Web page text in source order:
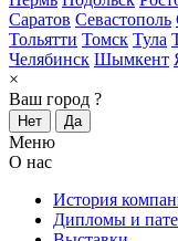
Саратов Севастополь
Тольятти Томск Тула
Челябинск Шымкент
×
Ваш город ?
Нет Да
Меню
О нас
История
Дипломы и